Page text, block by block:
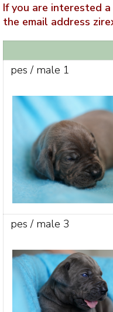
If you are interested
the email address
pes / male 1
pes / male 3